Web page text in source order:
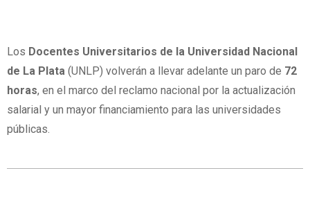
Los Docentes Universitarios de la Universidad Nacional
de La Plata (UNLP) volverán a llevar adelante un paro de 72
horas, en el marco del reclamo nacional por la actualización
salarial y un mayor financiamiento para las universidades
públicas.